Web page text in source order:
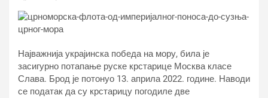
Најважнија украјинска победа на мору, била је
засигурно потапање руске крстарице Москва класе
Слава. Брод је потонуо 13. априла 2022. године. Наводи
се податак да су крстарицу погодиле две